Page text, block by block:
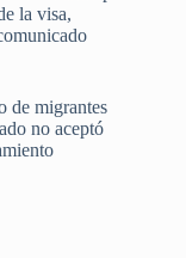
la visa,
de migrantes
no aceptó